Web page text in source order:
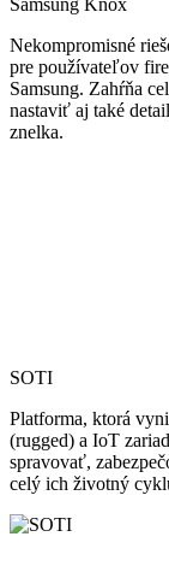
Samsung Knox
Nekompromisné
pre používateľov
Samsung. Zahŕňa
nastaviť aj také
znelka.
SOTI
Platforma, ktorá
(rugged) a IoT
spravovať,
celý ich životný